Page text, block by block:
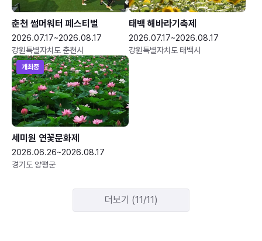
춘천 썸머워터 페스티벌
2026.07.17~2026.08.17
강원특별자치도 춘천시
태백 해바라기축제
2026.07.17~2026.08.17
강원특별자치도 태백시
개최중
세미원 연꽃문화제
2026.06.26~2026.08.17
경기도 양평군
더보기 (11/11)